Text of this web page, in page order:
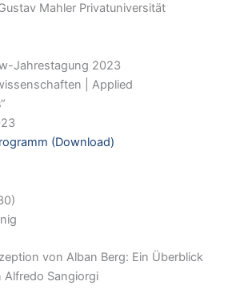
Mahler Privatuniversität
Jahrestagung 2023
| Applied
(Download)
von Alban Berg: Ein Überblick
Alfredo Sangiorgi